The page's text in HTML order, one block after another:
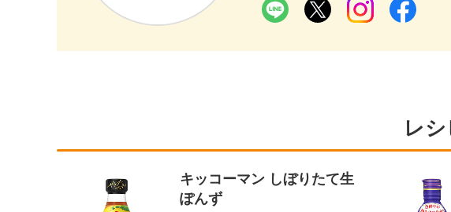
レ
キッコーマン しぼりたて生
ぽんず